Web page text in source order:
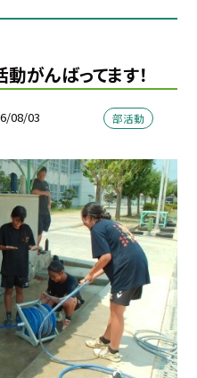
動がんばってます！
08/03 部活動